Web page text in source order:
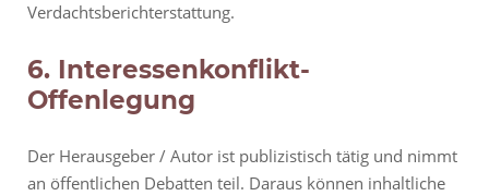
Verdachtsberichterstattung.
6. Interessenkonflikt-
Offenlegung
Der Herausgeber / Autor ist publizistisch tätig und nimmt
an öffentlichen Debatten teil. Daraus können inhaltliche